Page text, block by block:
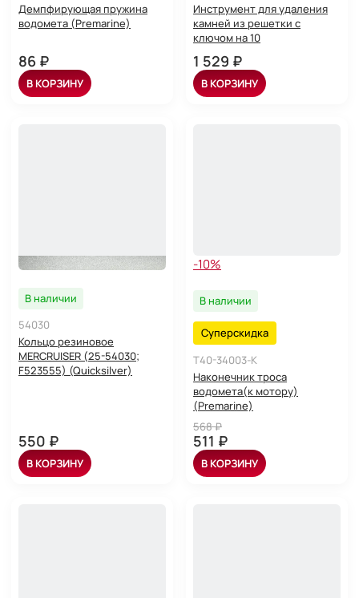
Демпфирующая пружина
водомета (Premarine)
86 ₽
В КОРЗИНУ
Инструмент для удаления
камней из решетки с
ключом на 10
1 529 ₽
В КОРЗИНУ
В наличии
54030
Кольцо резиновое
MERCRUISER (25-54030;
F523555) (Quicksilver)
550 ₽
В КОРЗИНУ
-10%
В наличии
Суперскидка
T40-34003-K
Наконечник троса
водомета(к мотору)
(Premarine)
568 ₽
511 ₽
В КОРЗИНУ